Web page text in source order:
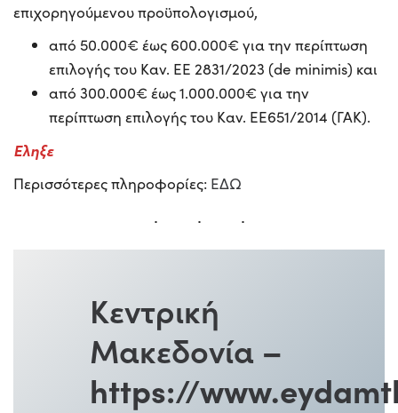
επιχορηγούμενου προϋπολογισμού,
από 50.000€ έως 600.000€ για την περίπτωση
επιλογής του Καν. ΕΕ 2831/2023 (de minimis) και
από 300.000€ έως 1.000.000€ για την
περίπτωση επιλογής του Καν. ΕΕ651/2014 (ΓΑΚ).
Εληξε
Περισσότερες πληροφορίες: ΕΔΩ
Κεντρική
Μακεδονία –
https://